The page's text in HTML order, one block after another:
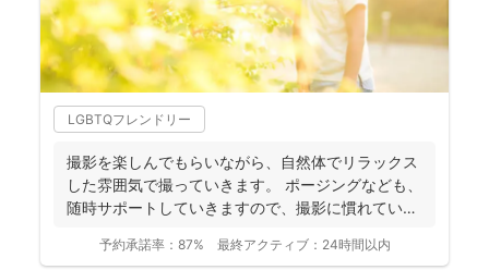
LGBTQフレンドリー
撮影を楽しんでもらいながら、自然体でリラックス
した雰囲気で撮っていきます。 ポージングなども、
随時サポートしていきますので、撮影に慣れていな
予約承諾率： 87% 最終アクティブ： 24時間以内